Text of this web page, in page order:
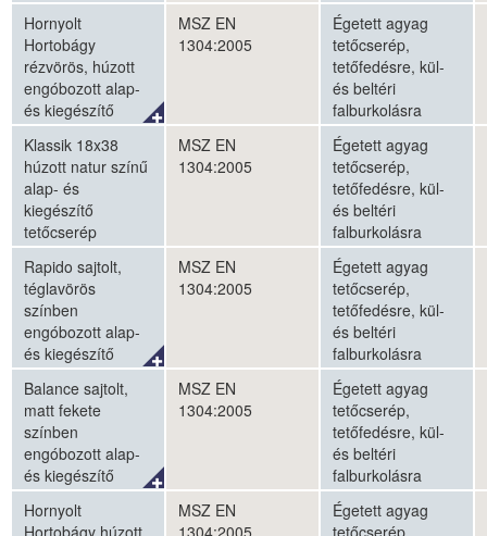
Hornyolt
Hortobágy
rézvörös, húzott
engóbozott alap-
és kiegészítő
tetőcserép
MSZ EN
1304:2005
Égetett agyag
tetőcserép,
tetőfedésre, kül-
és beltéri
falburkolásra
Klassik 18x38
húzott natur színű
alap- és
kiegészítő
tetőcserép
MSZ EN
1304:2005
Égetett agyag
tetőcserép,
tetőfedésre, kül-
és beltéri
falburkolásra
Rapido sajtolt,
téglavörös
színben
engóbozott alap-
és kiegészítő
tetőcserép
MSZ EN
1304:2005
Égetett agyag
tetőcserép,
tetőfedésre, kül-
és beltéri
falburkolásra
Balance sajtolt,
matt fekete
színben
engóbozott alap-
és kiegészítő
tetőcserép
MSZ EN
1304:2005
Égetett agyag
tetőcserép,
tetőfedésre, kül-
és beltéri
falburkolásra
Hornyolt
Hortobágy húzott
MSZ EN
1304:2005
Égetett agyag
tetőcserép,